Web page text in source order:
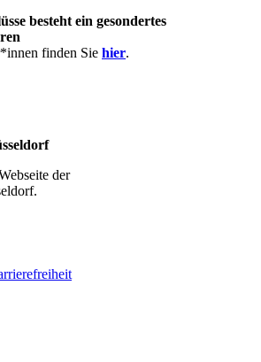
besteht ein gesondertes
finden Sie hier.
der